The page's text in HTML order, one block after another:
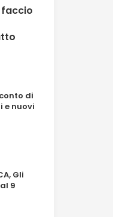
faccio
di
e nuovi
Gli
9